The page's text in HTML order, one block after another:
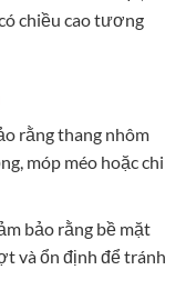
chiều cao tương
rằng thang nhôm
móp méo hoặc chi
bảo rằng bề mặt
và ổn định để tránh